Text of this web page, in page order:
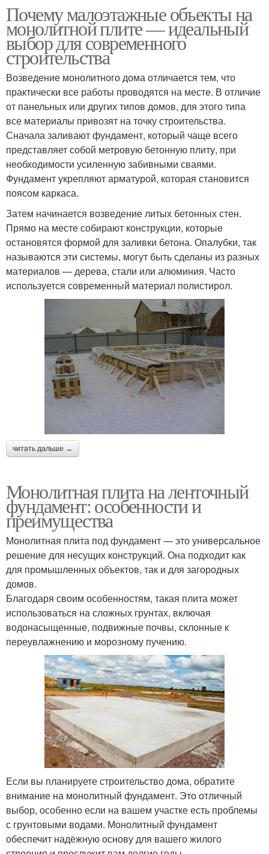
Почему малоэтажные объекты на
монолитной плите — идеальный
выбор для современного
строительства
Возведение монолитного дома отличается тем, что
практически все работы проводятся на месте. В отличие
от панельных или других типов домов, для этого типа
все материалы привозят на точку строительства.
Сначала заливают фундамент, который чаще всего
представляет собой метровую бетонную плиту, при
необходимости усиленную забивными сваями.
Фундамент укрепляют арматурой, которая становится
поясом каркаса.
Затем начинается возведение литых бетонных стен.
Прямо на месте собирают конструкции, которые
остановятся формой для заливки бетона. Опалубки, так
называются эти системы, могут быть сделаны из разных
материалов — дерева, стали или алюминия. Часто
используется современный материал полистирол.
читать дальше →
Монолитная плита на ленточный
фундамент: особенности и
преимущества
Монолитная плита под фундамент — это универсальное
решение для несущих конструкций. Она подходит как
для промышленных объектов, так и для загородных
домов.
Благодаря своим особенностям, такая плита может
использоваться на сложных грунтах, включая
водонасыщенные, подвижные почвы, склонные к
переувлажнению и морозному пучению.
Если вы планируете строительство дома, обратите
внимание на монолитный фундамент. Это отличный
выбор, особенно если на вашем участке есть проблемы
с грунтовыми водами. Монолитный фундамент
обеспечит надёжную основу для вашего жилого